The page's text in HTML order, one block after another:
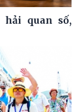
hải quan số,